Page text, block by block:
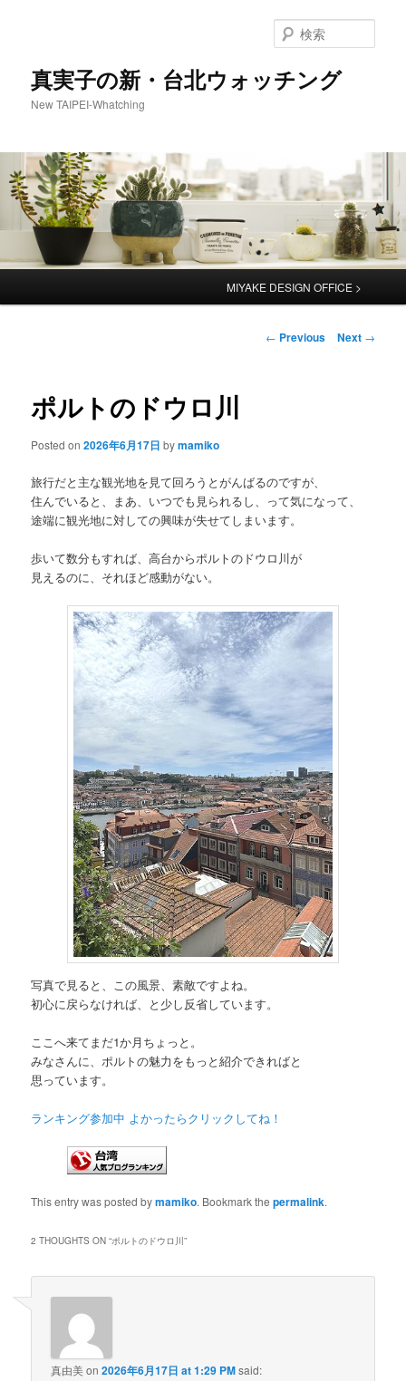
真実子の新・台北ウォッチング
New TAIPEI-Whatching
索
MIYAKE DESIGN OFFICE >
Post
← Previous Next →
ポルトのドウロ川
Posted on2026年6月17日 bymamiko
旅行だと主な観光地を見て回ろうとがんばるのですが、
住んでいると、まあ、いつでも見られるし、って気になって、
途端に観光地に対しての興味が失せてしまいます。
歩いて数分もすれば、高台からポルトのドウロ川が
見えるのに、それほど感動がない。
写真で見ると、この風景、素敵ですよね。
初心に戻らなければ、と少し反省しています。
ここへ来てまだ1か月ちょっと。
みなさんに、ポルトの魅力をもっと紹介できればと
思っています。
ランキング参加中 よかったらクリックしてね！
This entry was posted bymamiko. Bookmark thepermalink.
2 THOUGHTS ON “ポルトのドウロ川”
真由美on2026年6月17日 at 1:29 PMsaid: